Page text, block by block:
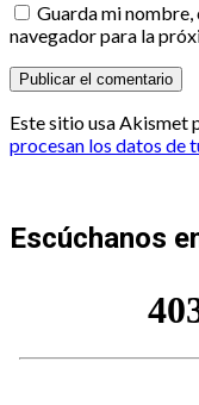
Guarda mi
navegador para la
Este sitio usa Akismet
procesan los datos de
Escúchanos